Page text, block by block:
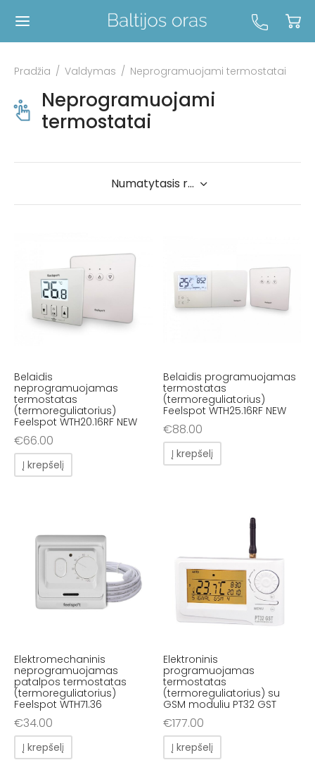
Pradžia / Valdymas / Neprogramuojami termostatai
Neprogramuojami
termostatai
Belaidis
neprogramuojamas
termostatas
(termoreguliatorius)
Feelspot WTH20.16RF NEW
€66.00
Į krepšelį
Belaidis programuojamas
termostatas
(termoreguliatorius)
Feelspot WTH25.16RF NEW
€88.00
Į krepšelį
Elektromechaninis
neprogramuojamas
patalpos termostatas
(termoreguliatorius)
Feelspot WTH71.36
€34.00
Į krepšelį
Elektroninis
programuojamas
termostatas
(termoreguliatorius) su
GSM moduliu PT32 GST
€177.00
Į krepšelį